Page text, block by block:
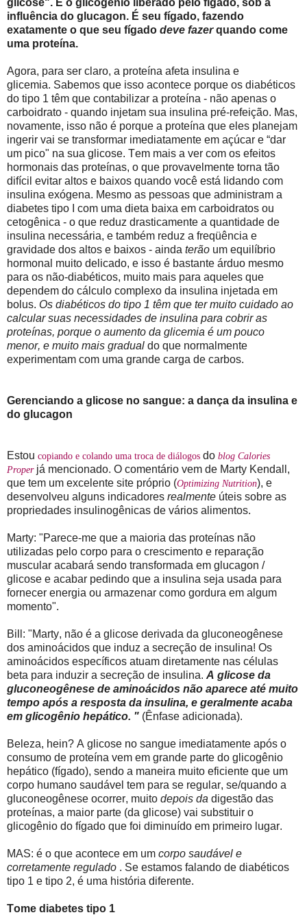
influência do glucagon. É seu fígado, fazendo
exatamente o que seu fígado deve fazerquando come
uma proteína.
Agora, para ser claro, a proteína afeta insulina e
glicemia. Sabemos que isso acontece porque os diabéticos
do tipo 1 têm que contabilizar a proteína - não apenas o
carboidrato - quando injetam sua insulina pré-refeição. Mas,
novamente, isso não é porque a proteína que eles planejam
ingerir vai se transformar imediatamente em açúcar e “dar
um pico" na sua glicose. Tem mais a ver com os efeitos
hormonais das proteínas, o que provavelmente torna tão
difícil evitar altos e baixos quando você está lidando com
insulina exógena. Mesmo as pessoas que administram a
diabetes tipo I com uma dieta baixa em carboidratos ou
cetogênica - o que reduz drasticamente a quantidade de
insulina necessária, e também reduz a freqüência e
gravidade dos altos e baixos - ainda terão um equilíbrio
hormonal muito delicado, e isso é bastante árduo mesmo
para os não-diabéticos, muito mais para aqueles que
dependem do cálculo complexo da insulina injetada em
bolus. Os diabéticos do tipo 1 têm que ter muito cuidado ao
calcular suas necessidades de insulina para cobrir as
proteínas, porque o aumento da glicemia é um pouco
menor, e muito mais gradual do que normalmente
experimentam com uma grande carga de carbos.
Gerenciando a glicose no sangue: a dança da insulina e
do glucagon
Estou copiando e colando uma troca de diálogos do blog Calories
Properjá mencionado. O comentário vem de Marty Kendall,
que tem um excelente site próprio (Optimizing Nutrition), e
desenvolveu alguns indicadores realmente úteis sobre as
propriedades insulinogênicas de vários alimentos.
Marty: "Parece-me que a maioria das proteínas não
utilizadas pelo corpo para o crescimento e reparação
muscular acabará sendo transformada em glucagon /
glicose e acabar pedindo que a insulina seja usada para
fornecer energia ou armazenar como gordura em algum
momento".
Bill: "Marty, não é a glicose derivada da gluconeogênese
dos aminoácidos que induz a secreção de insulina! Os
aminoácidos específicos atuam diretamente nas células
beta para induzir a secreção de insulina. A glicose da
gluconeogênese de aminoácidos não aparece até muito
tempo após a resposta da insulina, e geralmente acaba
em glicogênio hepático. " (Ênfase adicionada).
Beleza, hein? A glicose no sangue imediatamente após o
consumo de proteína vem em grande parte do glicogênio
hepático (fígado), sendo a maneira muito eficiente que um
corpo humano saudável tem para se regular, se/quando a
gluconeogênese ocorrer, muito depois da digestão das
proteínas, a maior parte (da glicose) vai substituir o
glicogênio do fígado que foi diminuído em primeiro lugar.
MAS: é o que acontece em um corpo saudável e
corretamente regulado . Se estamos falando de diabéticos
tipo 1 e tipo 2, é uma história diferente.
Tome diabetes tipo 1